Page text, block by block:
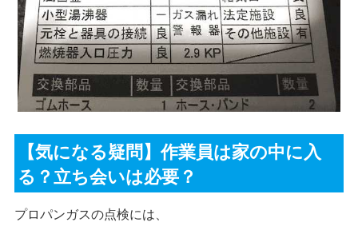
【気になる疑問】作業員は家の中に入
る？立ち会いは必要？
プロパンガスの点検には、